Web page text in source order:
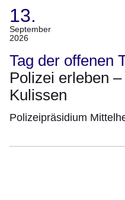
:2
Ergebnisse:
13.
September
2026
(Termin:
13.
September
2026)
Tag der offenen
Polizei erleben
Kulissen
Polizeipräsidium